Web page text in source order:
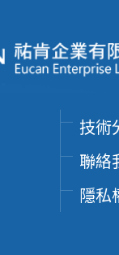
技術
聯絡
隱私